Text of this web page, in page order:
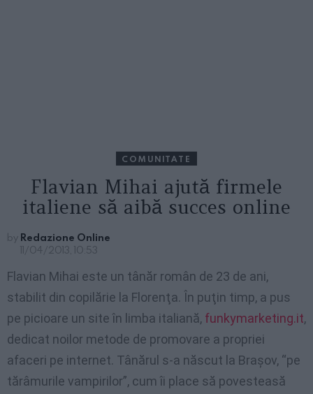
COMUNITATE
Flavian Mihai ajută firmele
italiene să aibă succes online
by Redazione Online
11/04/2013, 10:53
Flavian Mihai este un tânăr român de 23 de ani,
stabilit din copilărie la Florenţa. În puţin timp, a pus
pe picioare un site în limba italiană, funkymarketing.it,
dedicat noilor metode de promovare a propriei
afaceri pe internet. Tânărul s-a născut la Braşov, “pe
tărâmurile vampirilor”, cum îi place să povesteasă